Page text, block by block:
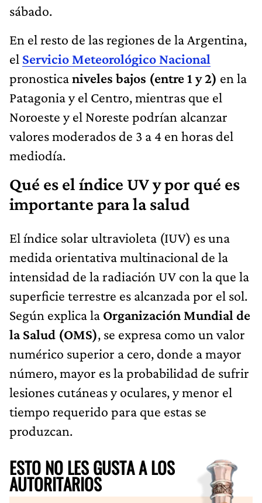
sábado.
En el resto de las regiones de la Argentina,
el Servicio Meteorológico Nacional
pronosticaniveles bajos (entre 1 y 2) en la
Patagonia y el Centro, mientras que el
Noroeste y el Noreste podrían alcanzar
valores moderados de 3 a 4 en horas del
mediodía.
Qué es el índice UV y por qué es
importante para la salud
El índice solar ultravioleta (IUV) es una
medida orientativa multinacional de la
intensidad de la radiación UV con la que la
superficie terrestre es alcanzada por el sol.
Según explica la Organización Mundial de
la Salud (OMS), se expresa como un valor
numérico superior a cero, donde a mayor
número, mayor es la probabilidad de sufrir
lesiones cutáneas y oculares, y menor el
tiempo requerido para que estas se
produzcan.
ESTO NO LES GUSTA A LOS
AUTORITARIOS